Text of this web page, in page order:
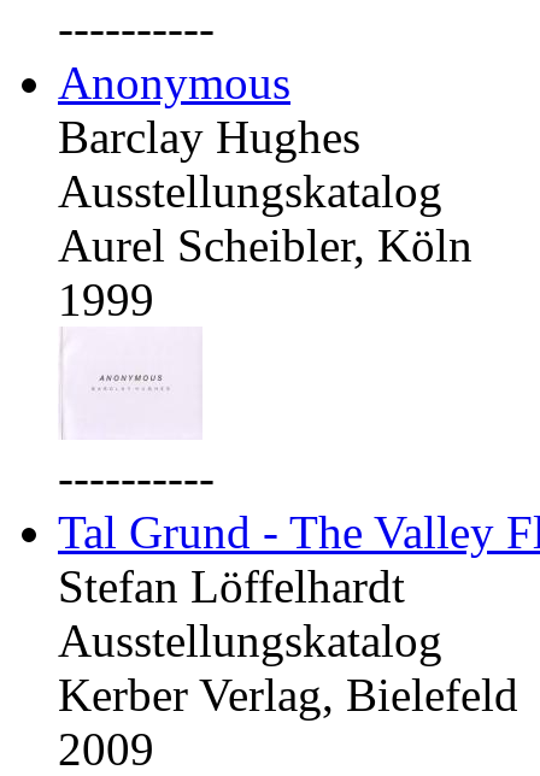
----------
Anonymous
Barclay Hughes
Ausstellungskatalog
Aurel Scheibler, Köln
1999
----------
Tal Grund - The Valley
Stefan Löffelhardt
Ausstellungskatalog
Kerber Verlag, Bielefeld
2009